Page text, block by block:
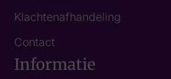
Klachtenafhandeling
Contact
Informatie